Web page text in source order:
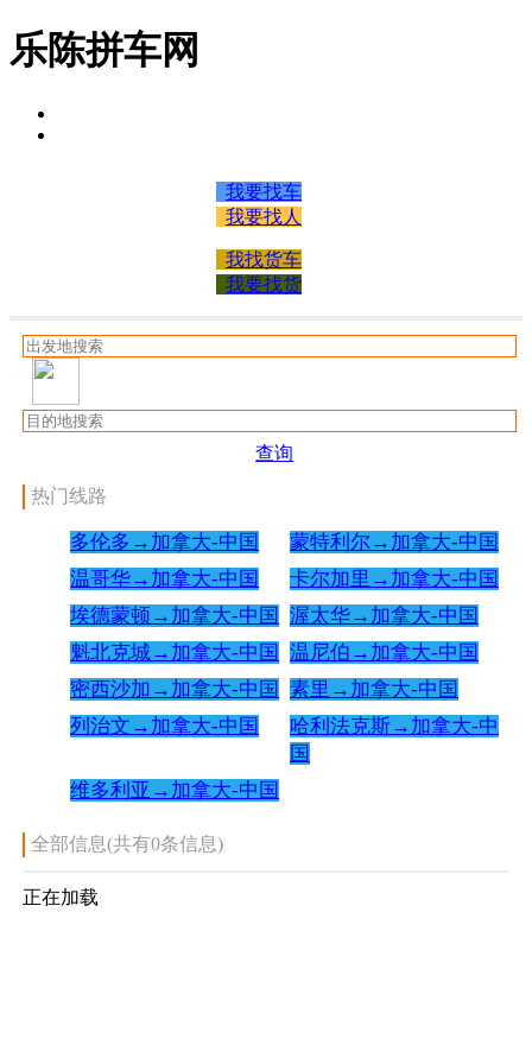
乐陈拼车网
我要找车
我要找人
我找货车
我要找货
查询
热门线路
多伦多→加拿大-中国
蒙特利尔→加拿大-中国
温哥华→加拿大-中国
卡尔加里→加拿大-中国
埃德蒙顿→加拿大-中国
渥太华→加拿大-中国
魁北克城→加拿大-中国
温尼伯→加拿大-中国
密西沙加→加拿大-中国
素里→加拿大-中国
列治文→加拿大-中国
哈利法克斯→加拿大-中
国
维多利亚→加拿大-中国
全部信息(共有0条信息)
正在加载